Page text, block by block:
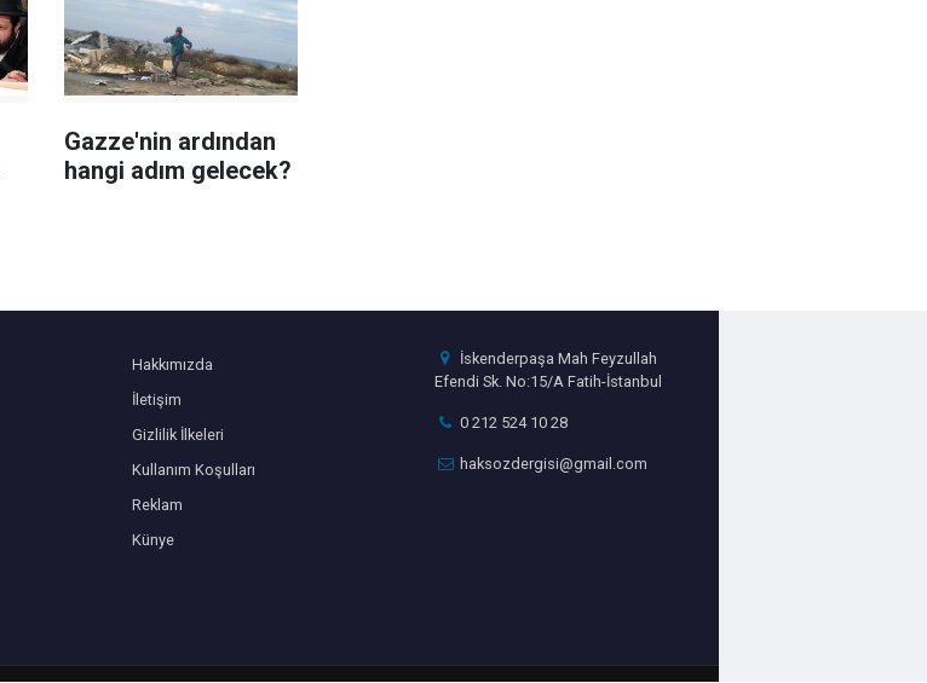
Gazze'nin ardından
hangi adım gelecek?
Hakkımızda
İletişim
Gizlilik İlkeleri
Kullanım Koşulları
Reklam
Künye
İskenderpaşa Mah Feyzullah
Efendi Sk. No:15/A Fatih-İstanbul
0 212 524 10 28
haksozdergisi@gmail.com